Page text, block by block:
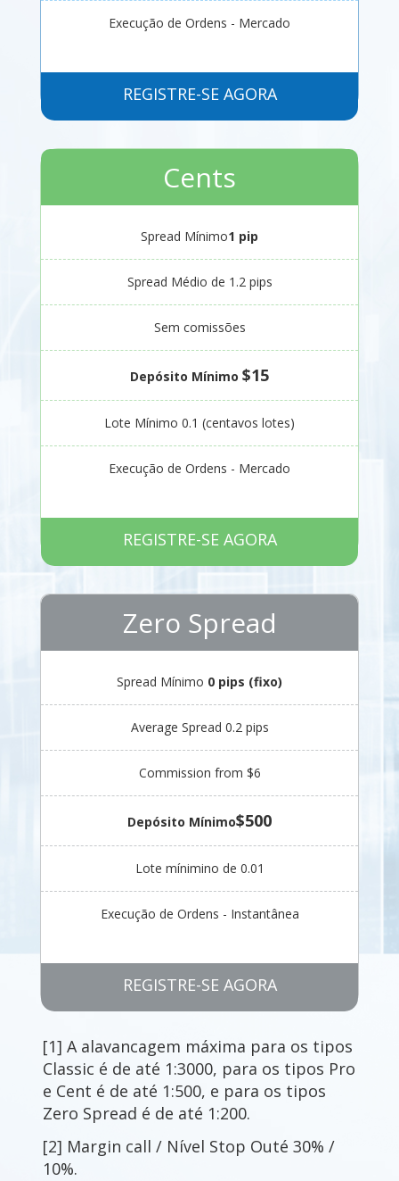
Execução de Ordens - Mercado
REGISTRE-SE AGORA
Cents
Spread Mínimo1 pip
Spread Médio de 1.2 pips
Sem comissões
Depósito Mínimo $15
Lote Mínimo 0.1 (centavos lotes)
Execução de Ordens - Mercado
REGISTRE-SE AGORA
Zero Spread
Spread Mínimo 0 pips (fixo)
Average Spread 0.2 pips
Commission from $6
Depósito Mínimo$500
Lote mínimino de 0.01
Execução de Ordens - Instantânea
REGISTRE-SE AGORA
[1] A alavancagem máxima para os tipos
Classic é de até 1:3000, para os tipos Pro
e Cent é de até 1:500, e para os tipos
Zero Spread é de até 1:200.
[2] Margin call / Nível Stop Outé 30% /
10%.